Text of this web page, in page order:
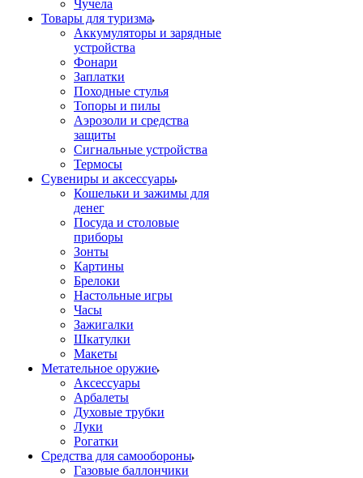
Чучела
Товары для туризма
Аккумуляторы и зарядные
устройства
Фонари
Заплатки
Походные стулья
Топоры и пилы
Аэрозоли и средства
защиты
Сигнальные устройства
Термосы
Сувениры и аксессуары
Кошельки и зажимы для
денег
Посуда и столовые
приборы
Зонты
Картины
Брелоки
Настольные игры
Часы
Зажигалки
Шкатулки
Макеты
Метательное оружие
Аксессуары
Арбалеты
Духовые трубки
Луки
Рогатки
Средства для самообороны
Газовые баллончики